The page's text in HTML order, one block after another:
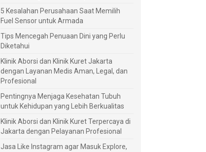
5 Kesalahan Perusahaan Saat Memilih
Fuel Sensor untuk Armada
Tips Mencegah Penuaan Dini yang Perlu
Diketahui
Klinik Aborsi dan Klinik Kuret Jakarta
dengan Layanan Medis Aman, Legal, dan
Profesional
Pentingnya Menjaga Kesehatan Tubuh
untuk Kehidupan yang Lebih Berkualitas
Klinik Aborsi dan Klinik Kuret Terpercaya di
Jakarta dengan Pelayanan Profesional
Jasa Like Instagram agar Masuk Explore,